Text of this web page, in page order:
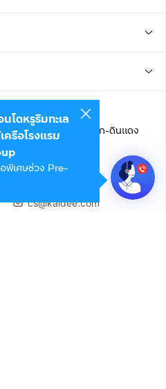
ซ็นเตอร์ ชั้น 22 ถนนอโศก-ดินแดง
นักงานใหญ่)
cs@kaidee.com
โดหรูริมทะเล
รือโรงแรม
พิเศษช่วง Pre-